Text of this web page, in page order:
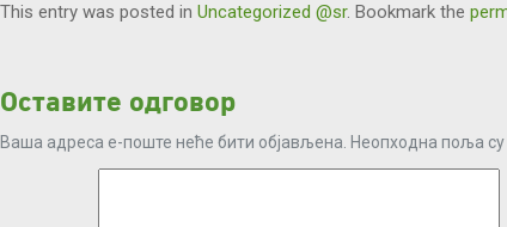
This entry was posted in Uncategorized @sr. Bookmark the
Оставите одговор
Ваша адреса е-поште неће бити објављена. Неопходна поља